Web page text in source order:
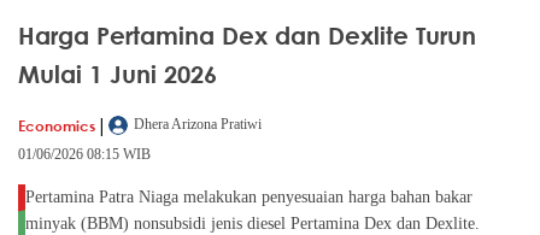
Harga Pertamina Dex dan Dexlite Turun
Mulai 1 Juni 2026
Economics |
Dhera Arizona Pratiwi
01/06/2026 08:15 WIB
Pertamina Patra Niaga melakukan penyesuaian harga bahan bakar
minyak (BBM) nonsubsidi jenis diesel Pertamina Dex dan Dexlite.